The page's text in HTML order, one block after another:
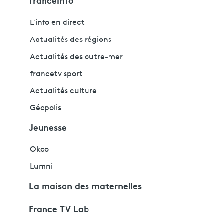
L'info en direct
Actualités des régions
Actualités des outre-mer
francetv sport
Actualités culture
Géopolis
Jeunesse
Okoo
Lumni
La maison des maternelles
France TV Lab